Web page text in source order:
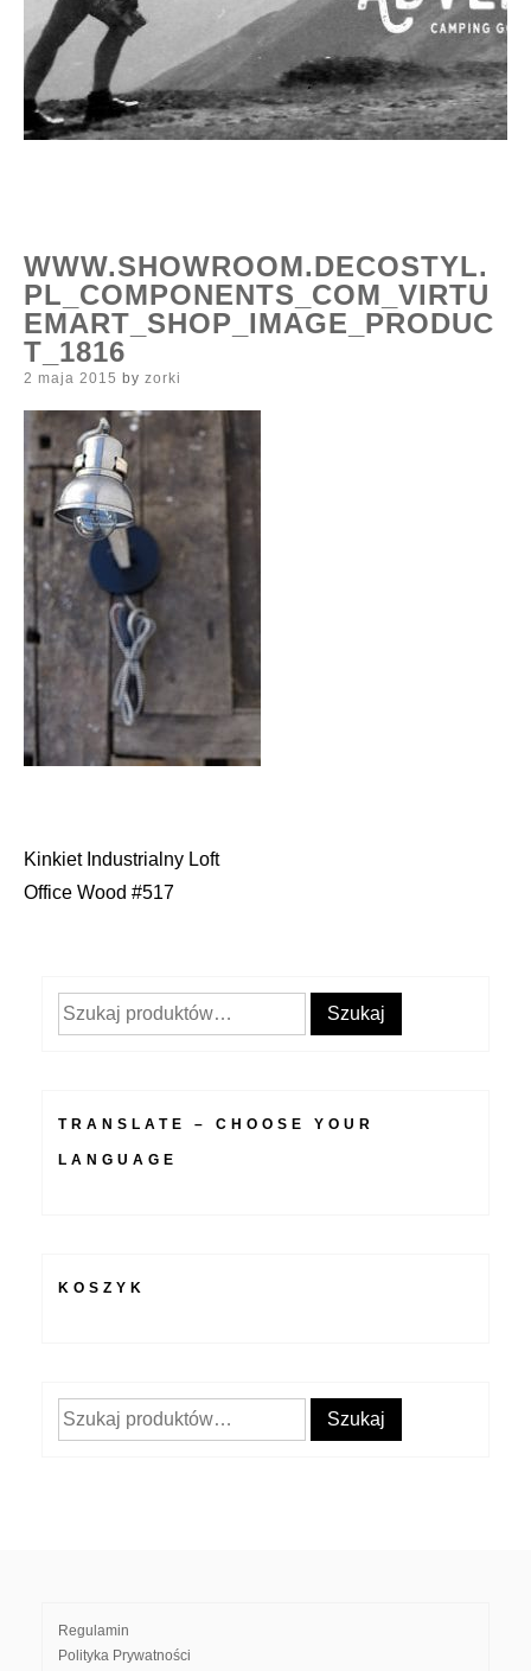
WWW.SHOWROOM.DECOSTYL.
PL_COMPONENTS_COM_VIRTU
EMART_SHOP_IMAGE_PRODUC
T_1816
Posted
2 maja 2015 by zorki
Nawigacja
Kinkiet Industrialny Loft
Office Wood #517
Szukaj: Szukaj
TRANSLATE – CHOOSE YOUR
LANGUAGE
KOSZYK
Szukaj: Szukaj
Regulamin
Polityka Prywatności